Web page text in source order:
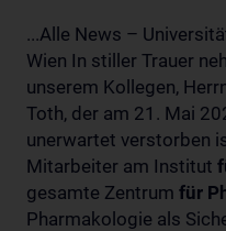
...Alle News –
Wien In stiller Trauer
unserem Kollegen,
Toth, der am 21. Mai
unerwartet verstorben
Mitarbeiter am Institut
gesamte Zentrum für
Pharmakologie als